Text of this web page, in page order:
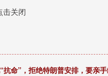
击关闭
抗命”，拒绝特朗普安排，要亲